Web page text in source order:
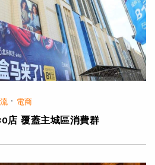
· 電商
店 覆蓋主城區消費群